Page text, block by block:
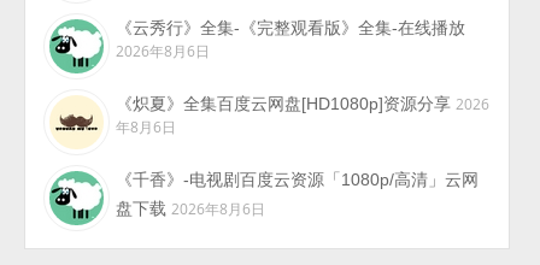
《云秀行》全集-《完整观看版》全集-在线播放
2026年8月6日
《炽夏》全集百度云网盘[HD1080p]资源分享 2026
年8月6日
《千香》-电视剧百度云资源「1080p/高清」云网
盘下载 2026年8月6日